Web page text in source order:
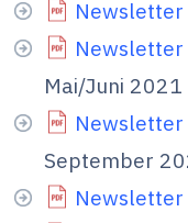
Newsletter
Newsletter
Mai/Juni 2021
Newsletter
September
Newsletter